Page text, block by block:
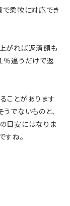
柔軟に対応でき
がれば返済額も
％違うだけで返
ことがあります
でないものと、
目安にはなりま
すね。